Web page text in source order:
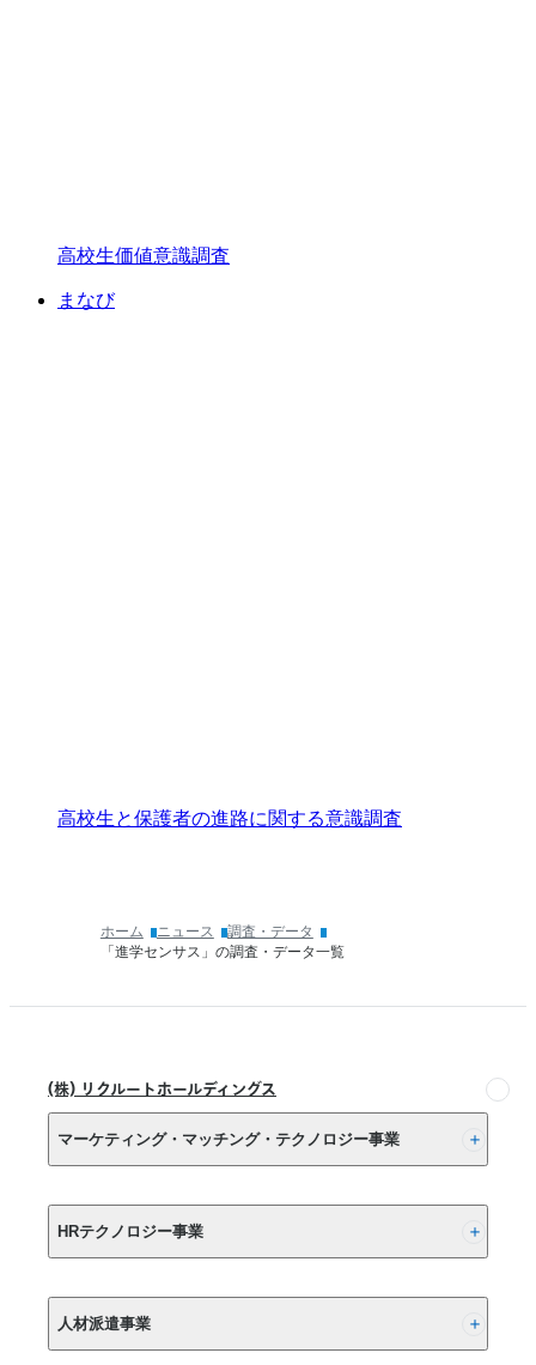
高校生価値意識調査
まなび
高校生と保護者の進路に関する意識調査
ホーム ニュース
調査・データ
「進学センサス」の調査・データ一覧
(株) リクルートホールディングス
マーケティング・マッチング・テクノロジー事業
(株) リクルート
HRテクノロジー事業
(株) インディードリクルートパートナーズ
人材派遣事業